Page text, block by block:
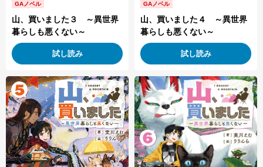
GAノベル
山、買いました３ ～異世界
暮らしも悪くない～
試し読み
GAノベル
山、買いました４ ～異世界
暮らしも悪くない～
試し読み